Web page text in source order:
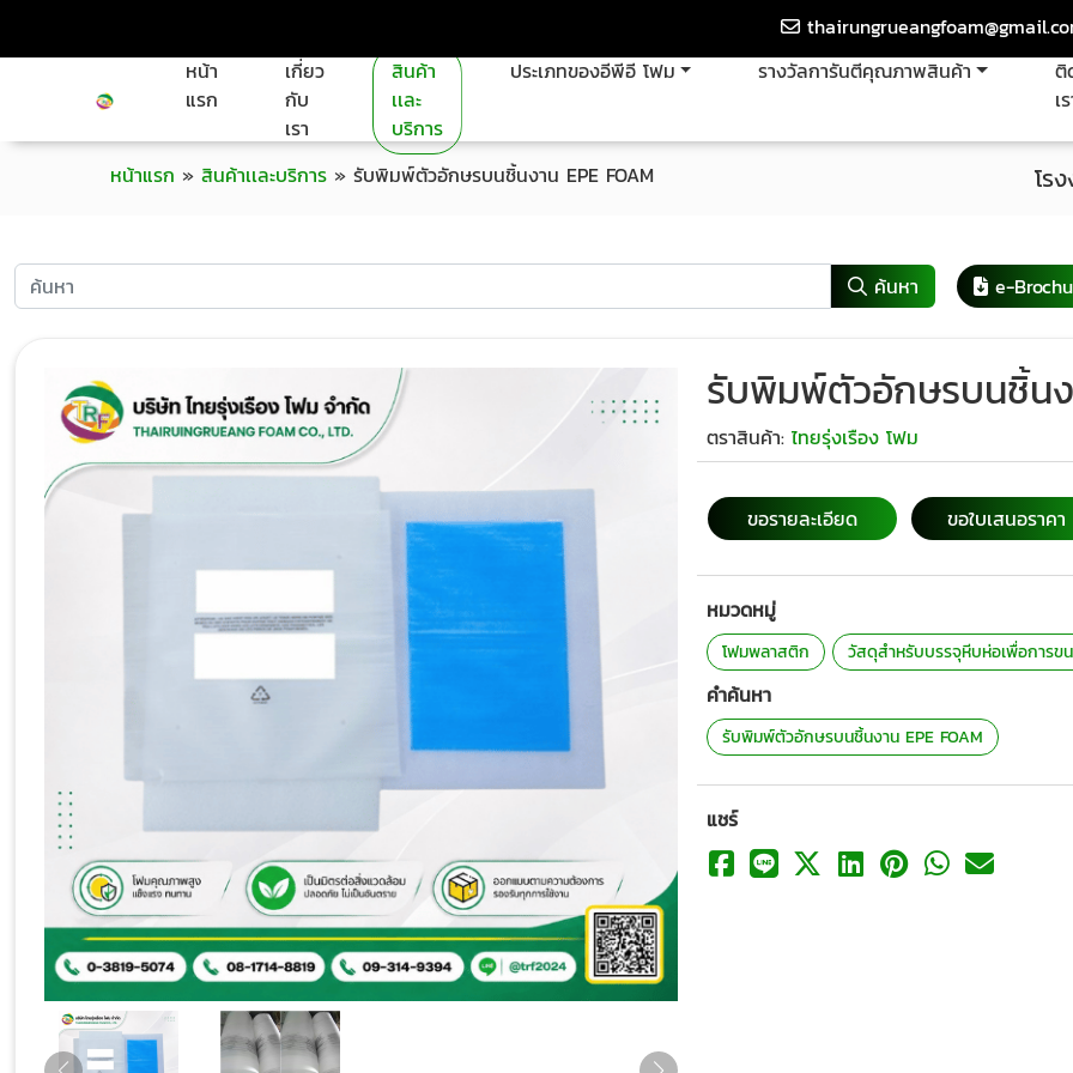
หน้า
แรก
เกี่ยว
กับ
เรา
สินค้า
เเละ
บริการ
ประเภทของอีพีอี โฟม รางวัลการันตีคุณภาพสินค้า
ติ
เ
หน้าแรก » สินค้าเเละบริการ » รับพิมพ์ตัวอักษรบนชิ้นงาน EPE FOAM โร
ค้นหา e-
รับพิมพ์ตัวอักษรบนชิ้นง
ตราสินค้า:ไทยรุ่งเรือง โฟม
ขอรายละเอียด ขอใบเสนอราคา
หมวดหมู่
โฟมพลาสติก วัสดุสำหรับบรรจุหีบห่อเพื่อการข
คำค้นหา
รับพิมพ์ตัวอักษรบนชิ้นงาน EPE FOAM
แชร์